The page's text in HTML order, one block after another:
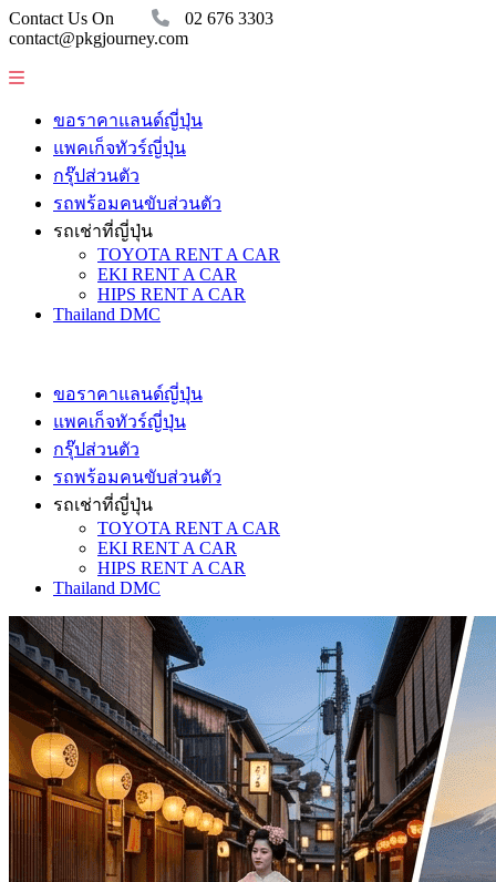
Contact Us On
02 676 3303
contact@pkgjourney.com
ขอราคาแลนด์ญี่ปุ่น
แพคเก็จทัวร์ญี่ปุ่น
กรุ๊ปส่วนตัว
รถพร้อมคนขับส่วนตัว
รถเช่าที่ญี่ปุ่น
TOYOTA RENT A CAR
EKI RENT A CAR
HIPS RENT A CAR
Thailand DMC
ขอราคาแลนด์ญี่ปุ่น
แพคเก็จทัวร์ญี่ปุ่น
กรุ๊ปส่วนตัว
รถพร้อมคนขับส่วนตัว
รถเช่าที่ญี่ปุ่น
TOYOTA RENT A CAR
EKI RENT A CAR
HIPS RENT A CAR
Thailand DMC